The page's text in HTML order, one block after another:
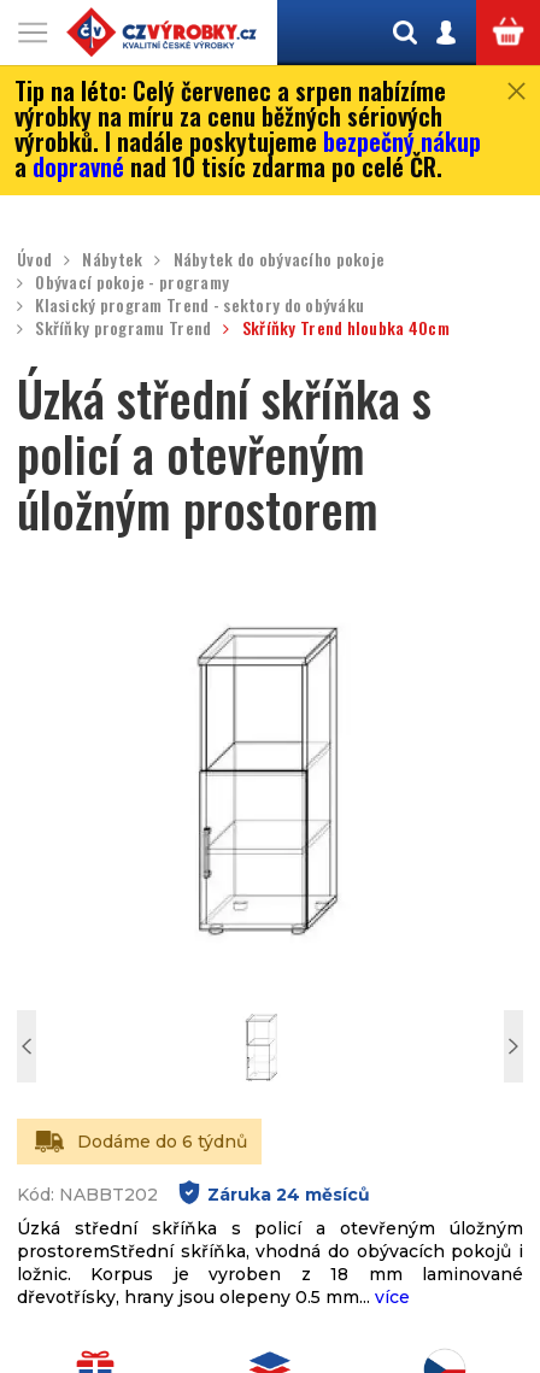
Tip na léto: Celý červenec a srpen nabízíme
výrobky na míru za cenu běžných sériových
výrobků. I nadále poskytujeme bezpečný nákup
adopravné nad 10 tisíc zdarma po celé ČR.
Úvod Nábytek
Nábytek do obývacího pokoje
Obývací pokoje - programy
Klasický program Trend - sektory do obýváku
Skříňky programu Trend
Skříňky Trend hloubka 40cm
Úzká střední skříňka s
policí a otevřeným
úložným prostorem
Dodáme do 6 týdnů
Kód: NABBT202 Záruka 24 měsíců
Úzká střední skříňka s policí a otevřeným úložným
prostoremStřední skříňka, vhodná do obývacích pokojů i
ložnic. Korpus je vyroben z 18 mm laminované
dřevotřísky, hrany jsou olepeny 0.5 mm... více